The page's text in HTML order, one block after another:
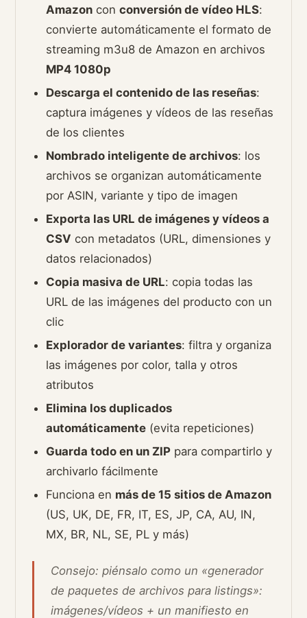
Amazon conconversión de vídeo HLS:
convierte automáticamente el formato de
streaming m3u8 de Amazon en archivos
MP4 1080p
Descarga el contenido de las reseñas:
captura imágenes y vídeos de las reseñas
de los clientes
Nombrado inteligente de archivos: los
archivos se organizan automáticamente
por ASIN, variante y tipo de imagen
Exporta las URL de imágenes y vídeos a
CSV con metadatos (URL, dimensiones y
datos relacionados)
Copia masiva de URL: copia todas las
URL de las imágenes del producto con un
clic
Explorador de variantes: filtra y organiza
las imágenes por color, talla y otros
atributos
Elimina los duplicados
automáticamente (evita repeticiones)
Guarda todo en un ZIP para compartirlo y
archivarlo fácilmente
Funciona en más de 15 sitios de Amazon
(US, UK, DE, FR, IT, ES, JP, CA, AU, IN,
MX, BR, NL, SE, PL y más)
Consejo: piénsalo como un «generador
de paquetes de archivos para listings»:
imágenes/vídeos + un manifiesto en